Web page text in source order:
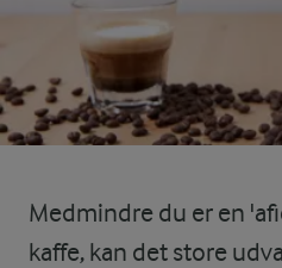
Medmindre du er en
kaffe, kan det store